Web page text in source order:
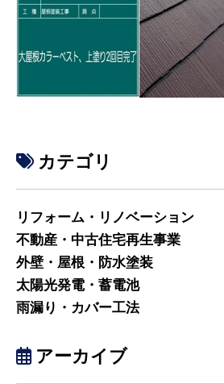
カテゴリ
リフォーム・リノベーション
不動産・中古住宅再生事業
外壁・屋根・防水塗装
太陽光発電・蓄電池
雨漏り・カバー工法
アーカイブ